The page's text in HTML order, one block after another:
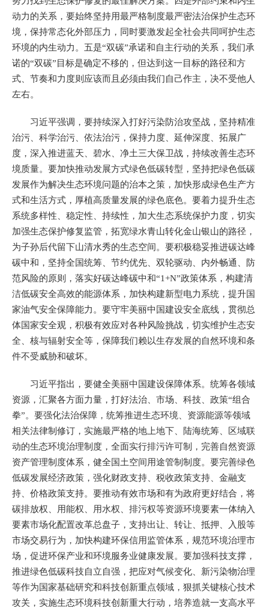
动力的关系，要始终坚持用最严格制度最严密法治保护生态环
境，保持常态化外部压力，同时要激发起全社会共同呵护生态
环境的内生动力。五是“双碳”承诺和自主行动的关系，我们承
诺的“双碳”目标是确定不移的，但达到这一目标的路径和方
式、节奏和力度则应该而且必须由我们自己作主，决不受他人
左右。
习近平强调，要持续深入打好污染防治攻坚战，坚持精准
治污、科学治污、依法治污，保持力度、延伸深度、拓展广
度，深入推进蓝天、碧水、净土三大保卫战，持续改善生态环
境质量。要加快推动发展方式绿色低碳转型，坚持把绿色低碳
发展作为解决生态环境问题的治本之策，加快形成绿色生产方
式和生活方式，厚植高质量发展的绿色底色。要着力提升生态
系统多样性、稳定性、持续性，加大生态系统保护力度，切实
加强生态保护修复监管，拓宽绿水青山转化金山银山的路径，
为子孙后代留下山清水秀的生态空间。要积极稳妥推进碳达峰
碳中和，坚持全国统筹、节约优先、双轮驱动、内外畅通、防
范风险的原则，落实好碳达峰碳中和“1+N”政策体系，构建清
洁低碳安全高效的能源体系，加快构建新型电力系统，提升国
家油气安全保障能力。要守牢美丽中国建设安全底线，贯彻总
体国家安全观，积极有效应对各种风险挑战，切实维护生态安
全、核与辐射安全等，保障我们赖以生存发展的自然环境和条
件不受威胁和破坏。
习近平指出，要健全美丽中国建设保障体系。统筹各领域
资源，汇聚各方面力量，打好法治、市场、科技、政策“组合
拳”。要强化法治保障，统筹推进生态环境、资源能源等领域
相关法律制修订，实施最严格的地上地下、陆海统筹、区域联
动的生态环境治理制度，全面实行排污许可制，完善自然资源
资产管理制度体系，健全国土空间用途管制制度。要完善绿色
低碳发展经济政策，强化财政支持、税收政策支持、金融支
持、价格政策支持。要推动有效市场和有为政府更好结合，将
碳排放权、用能权、用水权、排污权等资源环境要素一体纳入
要素市场化配置改革总盘子，支持出让、转让、抵押、入股等
市场交易行为，加快构建环保信用监管体系，规范环境治理市
场，促进环保产业和环境服务业健康发展。要加强科技支撑，
推进绿色低碳科技自立自强，把应对气候变化、新污染物治理
等作为国家基础研究和科技创新重点领域，狠抓关键核心技术
攻关，实施生态环境科技创新重大行动，培养造就一支高水平